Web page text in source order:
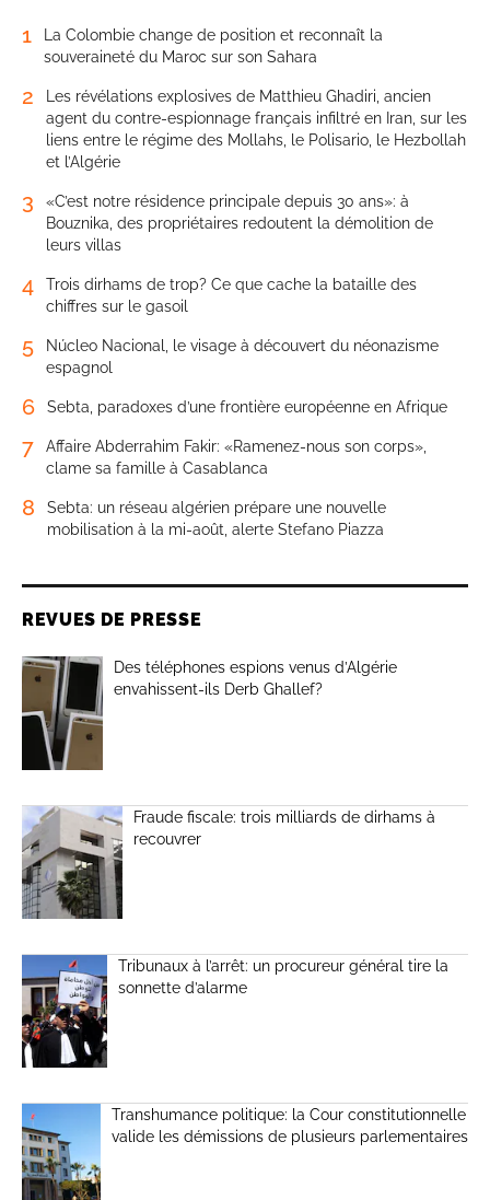
1
La Colombie change de position et reconnaît la
souveraineté du Maroc sur son Sahara
2
Les révélations explosives de Matthieu Ghadiri, ancien
agent du contre-espionnage français infiltré en Iran, sur les
liens entre le régime des Mollahs, le Polisario, le Hezbollah
et l’Algérie
3
«C’est notre résidence principale depuis 30 ans»: à
Bouznika, des propriétaires redoutent la démolition de
leurs villas
4
Trois dirhams de trop? Ce que cache la bataille des
chiffres sur le gasoil
5
Núcleo Nacional, le visage à découvert du néonazisme
espagnol
6 Sebta, paradoxes d’une frontière européenne en Afrique
7
Affaire Abderrahim Fakir: «Ramenez-nous son corps»,
clame sa famille à Casablanca
8
Sebta: un réseau algérien prépare une nouvelle
mobilisation à la mi-août, alerte Stefano Piazza
REVUES DE PRESSE
Des téléphones espions venus d’Algérie
envahissent-ils Derb Ghallef?
Fraude fiscale: trois milliards de dirhams à
recouvrer
Tribunaux à l’arrêt: un procureur général tire la
sonnette d’alarme
Transhumance politique: la Cour constitutionnelle
valide les démissions de plusieurs parlementaires